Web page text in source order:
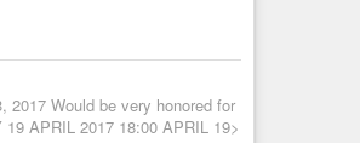
Would be very honored for
APRIL 2017 18:00 APRIL 19>